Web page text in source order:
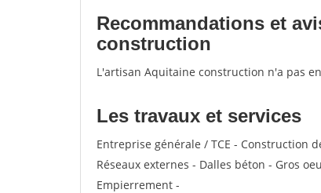
Recommandations et
construction
L'artisan Aquitaine construction n'a pas
Les travaux et services
Entreprise générale / TCE - Construction
Réseaux externes - Dalles béton - Gros
Empierrement -